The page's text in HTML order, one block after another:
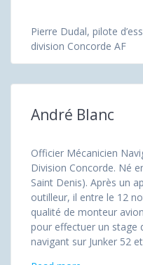
Pierre Dudal, pilote
division Concorde AF
André Blanc
Officier Mécanicien
Division Concorde. Né
Saint Denis). Après un
outilleur, il entre le 12
qualité de monteur
pour effectuer un stage
navigant sur Junker 52